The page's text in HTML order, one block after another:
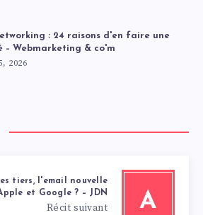
: 24 raisons d'en faire une
– Webmarketing & co'm
2026
A
tiers, l'email nouvelle
et Google ? – JDN
Récit suivant